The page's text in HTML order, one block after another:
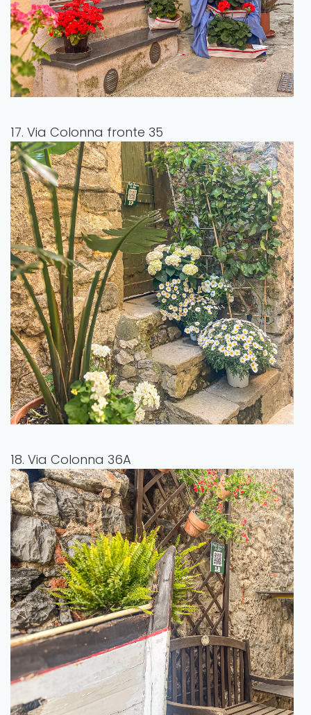
17. Via Colonna fronte 35
18. Via Colonna 36A